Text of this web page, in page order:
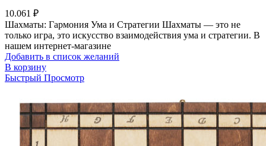
10.061 ₽
Шахматы: Гармония Ума и Стратегии Шахматы — это не
только игра, это искусство взаимодействия ума и стратегии. В
нашем интернет-магазине
Добавить в список желаний
В корзину
Быстрый Просмотр